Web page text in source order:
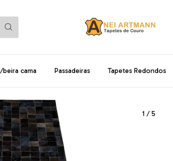
cama Passadeiras Tapetes Redondos
1/5